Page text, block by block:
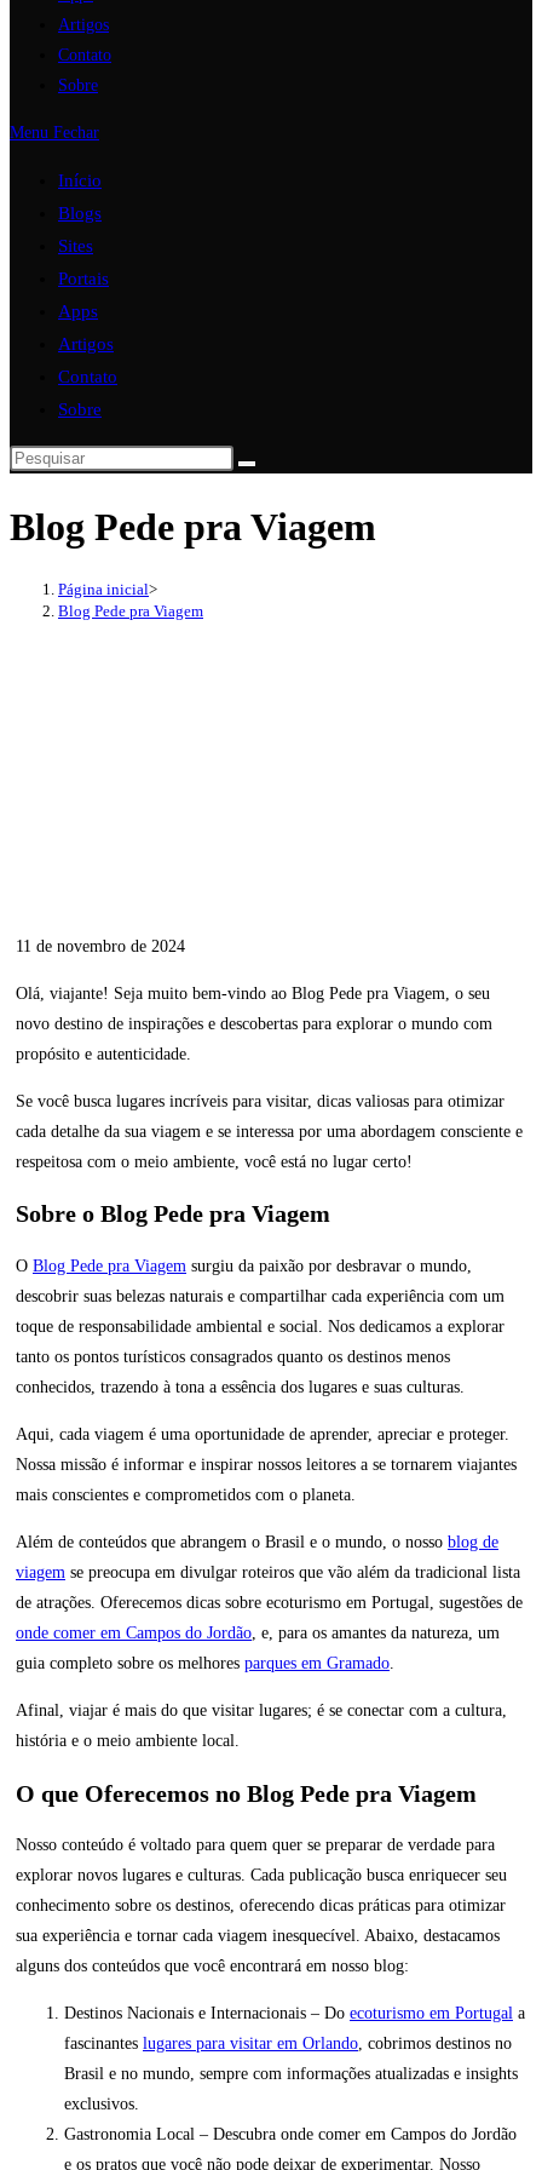
Artigos
Contato
Sobre
Menu Fechar
Início
Blogs
Sites
Portais
Apps
Artigos
Contato
Sobre
Blog Pede pra Viagem
Página inicial>
Blog Pede pra Viagem
11 de novembro de 2024
Olá, viajante! Seja muito bem-vindo ao Blog Pede pra Viagem, o seu
novo destino de inspirações e descobertas para explorar o mundo com
propósito e autenticidade.
Se você busca lugares incríveis para visitar, dicas valiosas para otimizar
cada detalhe da sua viagem e se interessa por uma abordagem consciente e
respeitosa com o meio ambiente, você está no lugar certo!
Sobre o Blog Pede pra Viagem
O Blog Pede pra Viagem surgiu da paixão por desbravar o mundo,
descobrir suas belezas naturais e compartilhar cada experiência com um
toque de responsabilidade ambiental e social. Nos dedicamos a explorar
tanto os pontos turísticos consagrados quanto os destinos menos
conhecidos, trazendo à tona a essência dos lugares e suas culturas.
Aqui, cada viagem é uma oportunidade de aprender, apreciar e proteger.
Nossa missão é informar e inspirar nossos leitores a se tornarem viajantes
mais conscientes e comprometidos com o planeta.
Além de conteúdos que abrangem o Brasil e o mundo, o nosso blog de
viagem se preocupa em divulgar roteiros que vão além da tradicional lista
de atrações. Oferecemos dicas sobre ecoturismo em Portugal, sugestões de
onde comer em Campos do Jordão, e, para os amantes da natureza, um
guia completo sobre os melhores parques em Gramado.
Afinal, viajar é mais do que visitar lugares; é se conectar com a cultura,
história e o meio ambiente local.
O que Oferecemos no Blog Pede pra Viagem
Nosso conteúdo é voltado para quem quer se preparar de verdade para
explorar novos lugares e culturas. Cada publicação busca enriquecer seu
conhecimento sobre os destinos, oferecendo dicas práticas para otimizar
sua experiência e tornar cada viagem inesquecível. Abaixo, destacamos
alguns dos conteúdos que você encontrará em nosso blog:
Destinos Nacionais e Internacionais – Do ecoturismo em Portugal a
fascinantes lugares para visitar em Orlando, cobrimos destinos no
Brasil e no mundo, sempre com informações atualizadas e insights
exclusivos.
Gastronomia Local – Descubra onde comer em Campos do Jordão
e os pratos que você não pode deixar de experimentar. Nosso